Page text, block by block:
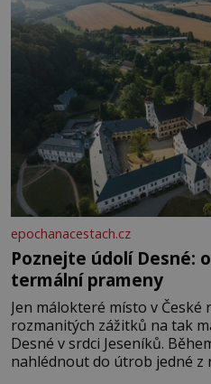
epochanacestach.cz
Poznejte údolí Desné:
termální prameny
Jen málokteré místo v
rozmanitých zážitků na tak
Desné v srdci Jeseníků.
nahlédnout do útrob jedné z